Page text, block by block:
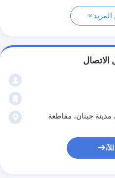
الاتصال
جينان، مقاطعة